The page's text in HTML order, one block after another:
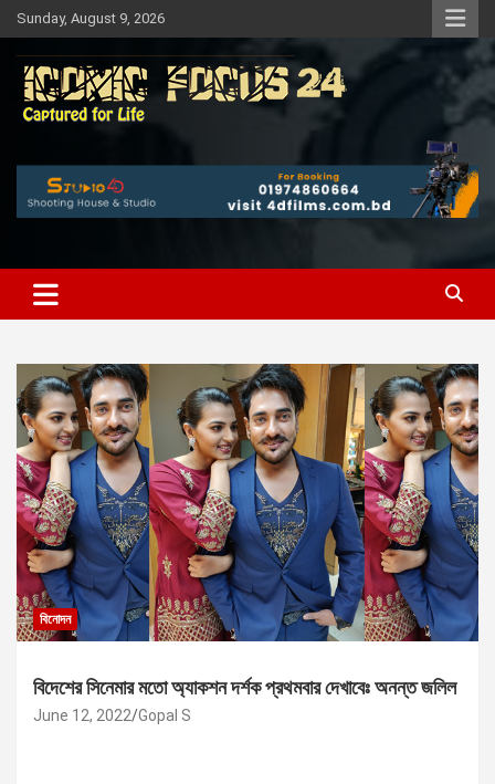
Skip
to
content
Sunday, August 9, 2026
Iconic Focus 24 | Bangla News
Portal
বিনোদন
বিদেশের সিনেমার মতো অ্যাকশন দর্শক প্রথমবার দেখাবেঃ অনন্ত জলিল
June 12, 2022 Gopal S